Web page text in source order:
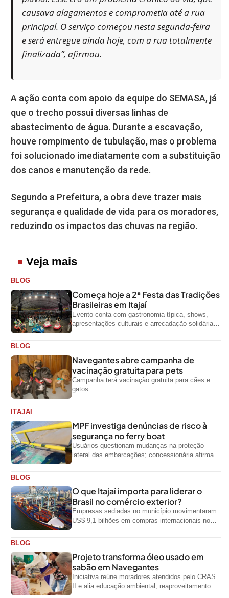
causava alagamentos e comprometia até a rua
principal. O serviço começou nesta segunda-feira
e será entregue ainda hoje, com a rua totalmente
finalizada”, afirmou.
A ação conta com apoio da equipe do SEMASA, já
que o trecho possui diversas linhas de
abastecimento de água. Durante a escavação,
houve rompimento de tubulação, mas o problema
foi solucionado imediatamente com a substituição
dos canos e manutenção da rede.
Segundo a Prefeitura, a obra deve trazer mais
segurança e qualidade de vida para os moradores,
reduzindo os impactos das chuvas na região.
Veja mais
BLOG
Começa hoje a 2ª Festa das Tradições
Brasileiras em Itajaí
Evento conta com gastronomia típica, shows,
apresentações culturais e arrecadação solidária
BLOG
Navegantes abre campanha de
vacinação gratuita para pets
Campanha terá vacinação gratuita para cães e
gatos
ITAJAI
MPF investiga denúncias de risco à
segurança no ferry boat
Usuários questionam mudanças na proteção
lateral das embarcações; concessionária afirma
BLOG
O que Itajaí importa para liderar o
Brasil no comércio exterior?
Empresas sediadas no município movimentaram
US$ 9,1 bilhões em compras internacionais no
BLOG
Projeto transforma óleo usado em
sabão em Navegantes
Iniciativa reúne moradores atendidos pelo CRAS
II e alia educação ambiental, reaproveitamento de